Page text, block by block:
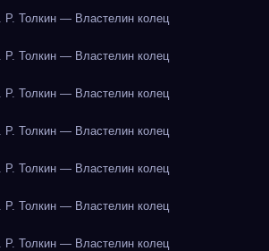
Р. Толкин — Властелин колец
Р. Толкин — Властелин колец
Р. Толкин — Властелин колец
Р. Толкин — Властелин колец
Р. Толкин — Властелин колец
Р. Толкин — Властелин колец
Р. Толкин — Властелин колец